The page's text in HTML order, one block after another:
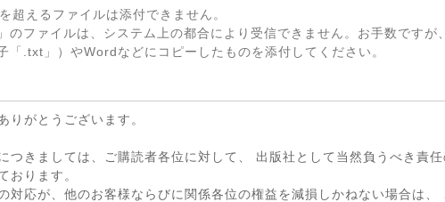
を超えるファイルは添付できません。
ファイルは、システム上の都合により受信できません。お手数ですが
「.txt」）やWordなどにコピーしたものを添付してください。
りがとうございます。
つきましては、ご購読者各位に対して、 出版社として当然負うべき責
おります。
対応が、他のお客様ならびに関係各位の権益を減損しかねない場合は、